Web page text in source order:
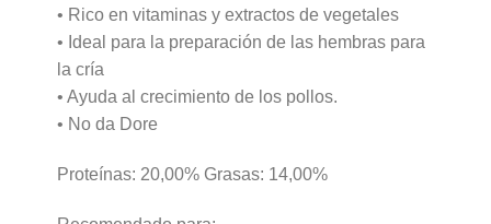
• Rico en vitaminas y extractos de vegetales
• Ideal para la preparación de las hembras para
la cría
• Ayuda al crecimiento de los pollos.
• No da Dore
Proteínas: 20,00% Grasas: 14,00%